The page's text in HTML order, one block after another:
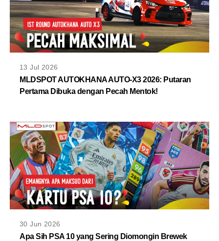
13 Jul 2026
MLDSPOT AUTOKHANA AUTO-X3 2026: Putaran
Pertama Dibuka dengan Pecah Mentok!
30 Jun 2026
Apa Sih PSA 10 yang Sering Diomongin Brewek